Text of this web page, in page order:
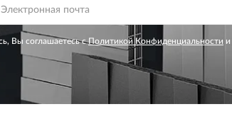
Вы соглашаетесь сПолитикой Конфиденциальности и